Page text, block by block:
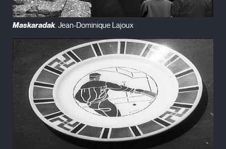
Maskaradak. Jean-Dominique Lajoux